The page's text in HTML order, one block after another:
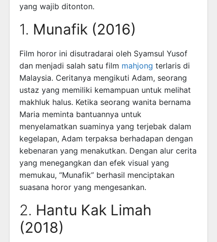
yang wajib ditonton.
1. Munafik (2016)
Film horor ini disutradarai oleh Syamsul Yusof
dan menjadi salah satu film mahjong terlaris di
Malaysia. Ceritanya mengikuti Adam, seorang
ustaz yang memiliki kemampuan untuk melihat
makhluk halus. Ketika seorang wanita bernama
Maria meminta bantuannya untuk
menyelamatkan suaminya yang terjebak dalam
kegelapan, Adam terpaksa berhadapan dengan
kebenaran yang menakutkan. Dengan alur cerita
yang menegangkan dan efek visual yang
memukau, “Munafik” berhasil menciptakan
suasana horor yang mengesankan.
2. Hantu Kak Limah
(2018)